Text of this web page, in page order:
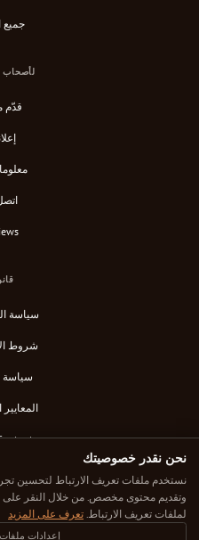
جميع
لأصحاب
قدّم
سياسة
شروط
سياسة
المعايير
نحن نقدر خصوصيتك
نستخدم ملفات تعريف الارتباط لتحسين
وتقديم محتوى مخصص. من خلال النقر على
لملفات تعريف الارتباط. تعرف على المزيد
إعدادات